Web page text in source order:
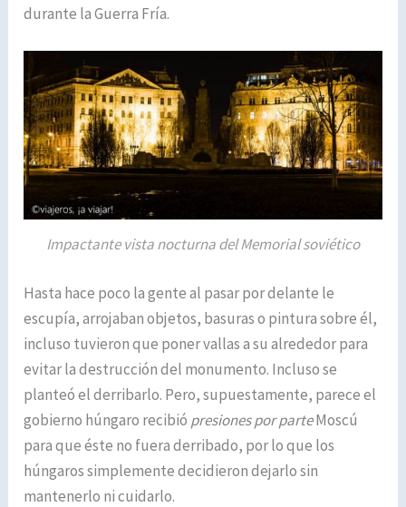
durante la Guerra Fría.
Impactante vista nocturna del Memorial soviético
Hasta hace poco la gente al pasar por delante le
escupía, arrojaban objetos, basuras o pintura sobre él,
incluso tuvieron que poner vallas a su alrededor para
evitar la destrucción del monumento. Incluso se
planteó el derribarlo. Pero, supuestamente, parece el
gobierno húngaro recibió presiones por parteMoscú
para que éste no fuera derribado, por lo que los
húngaros simplemente decidieron dejarlo sin
mantenerlo ni cuidarlo.